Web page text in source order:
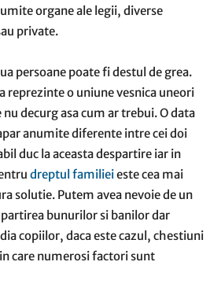
organe ale legii, diverse
private.
persoane poate fi destul de grea.
reprezinte o uniune vesnica uneori
decurg asa cum ar trebui. O data
anumite diferente intre cei doi
duc la aceasta despartire iar in
dreptul familieieste cea mai
solutie. Putem avea nevoie de un
bunurilor si banilor dar
copiilor, daca este cazul, chestiuni
care numerosi factori sunt